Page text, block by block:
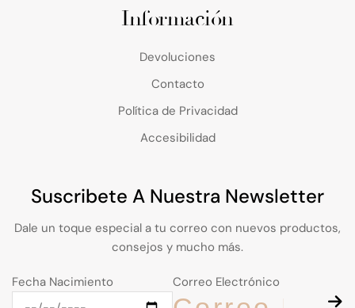
Información
Devoluciones
Contacto
Política de Privacidad
Accesibilidad
Suscribete A Nuestra Newsletter
Dale un toque especial a tu correo con nuevos productos,
consejos y mucho más.
Fecha Nacimiento Correo Electrónico